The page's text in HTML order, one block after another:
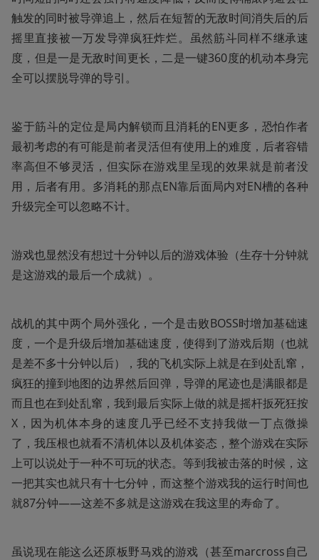
触发的同时被导弹追上，然后在短暂的无敌时间消失后的后
摇里直接被一万发导弹疯狂炸烂。虽然筋斗同样不继承速
度，但是一是无敌时间更长，二是一键360度的机动本身完
全可以摆脱导弹的导引。
鉴于筋斗的定位是局内解锁而且消耗的EN更多，恐怕作者
最初考虑的有可能是前者灵活但有使用上的难度，后者容错
率高但不够灵活，但实际在游戏里呈现的效果就是前者没
用，后者有用。多消耗的那点EN靠后面局内对EN槽的各种
升级完全可以忽略不计。
游戏也显然没有想过十分钟以后的游戏体验（生存十分钟就
是这游戏的最后一个成就）。
战机的其中两个局外强化，一个是击败BOSS时增加基础速
度，一个是升级后增加基础速度，使得到了游戏后期（也就
是差不多十分钟以后），我的飞机实际上就是在到处乱窜，
疯狂的撞到地图的边界然后回弹，导弹的尾迹也是满眼都是
而且也在到处乱窜，我到最后实际上做的就是摇杆扳死狂按
X，因为机体本身的速度几乎已经不支持我做一丁点微操
了，我压根也就看不清机体以及机体姿态，整个游戏在实际
上可以说处于一种不可玩的状态。等到我被击落的时候，这
一把其实也就只有十七分钟，而这整个游戏我的运行时间也
就87分钟——这差不多就是这游戏在我这里的寿命了。
虽说现在能这么还原板野马戏的游戏（甚至marcross自己